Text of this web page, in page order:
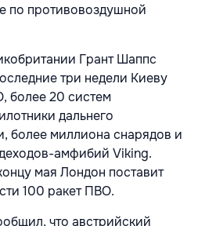
по противовоздушной
Грант Шаппс
три недели Киеву
более 20 систем
дальнего
более миллиона снарядов и
амфибий Viking.
мая Лондон поставит
100 ракет ПВО.
что австрийский